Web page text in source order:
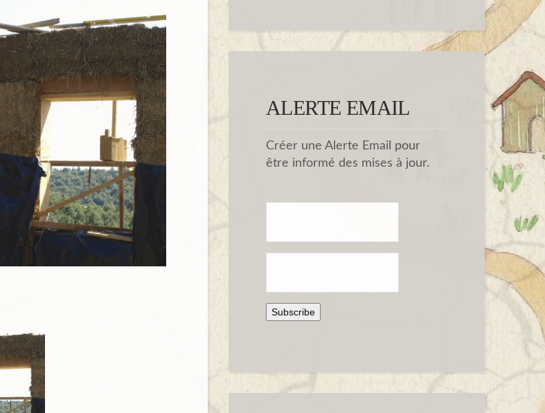
ALERTE EMAIL
Créer une Alerte Email pour
être informé des mises à jour.